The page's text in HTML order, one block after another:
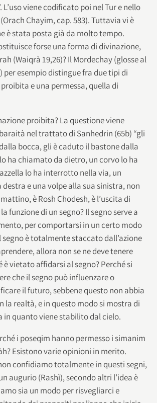
L’uso viene codificato poi nel Tur e nello
Chayim, cap. 583). Tuttavia vi è
è stata posta già da molto tempo.
forse una forma di divinazione,
(Waiqrà 19,26)? Il Mordechay (glosse al
esempio distingue fra due tipi di
e una permessa, quella di
proibita? La questione viene
nel trattato di Sanhedrin (65b) “gli
bocca, gli è caduto il bastone dalla
ha chiamato da dietro, un corvo lo ha
lo ha interrotto nella via, un
destra e una volpe alla sua sinistra, non
è Rosh Chodesh, è l’uscita di
funzione di un segno? Il segno serve a
per comportarsi in un certo modo
segno è totalmente staccato dall’azione
allora non se ne deve tenere
è vietato affidarsi al segno? Perché si
che il segno può influenzare o
il futuro, sebbene questo non abbia
la realtà, e in questo modo si mostra di
in quanto viene stabilito dal cielo.
i poseqim hanno permesso i simanim
Esistono varie opinioni in merito.
confidiamo totalmente in questi segni,
augurio (Rashì), secondo altri l’idea è
sia un modo per risvegliarci e